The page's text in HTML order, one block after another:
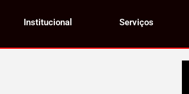
Institucional Serviços